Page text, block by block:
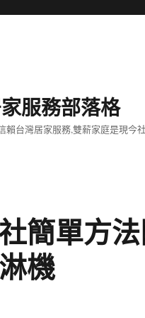
服務部落格
賴台灣居家服務,雙薪家庭是現今
簡單方
機